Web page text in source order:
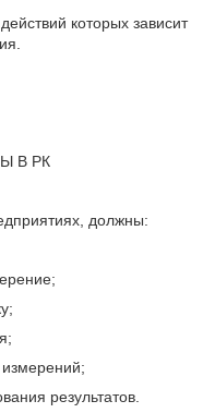
которых зависит
В РК
должны:
результатов.